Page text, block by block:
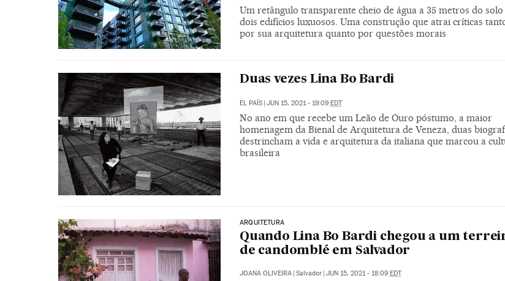
Um retângulo transparente cheio de água a 35 metros do
dois edifícios luxuosos. Uma construção que atrai críticas
por sua arquitetura quanto por questões morais
Duas vezes Lina Bo Bardi
EL PAÍS JUN 15, 2021 - 19:09 EDT
No ano em que recebe um Leão de Ouro póstumo, a maior
homenagem da Bienal de Arquitetura de Veneza, duas
destrincham a vida e arquitetura da italiana que marcou a
brasileira
ARQUITETURA
Quando Lina Bo Bardi chegou a um
de candomblé em Salvador
JOANA OLIVEIRA | Salvador | JUN 15, 2021 - 18:09 EDT